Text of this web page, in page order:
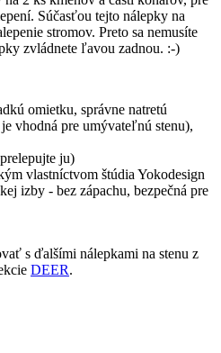
Súčasťou tejto nálepky na
stromov. Preto sa nemusíte
zvládnete ľavou zadnou. :-)
omietku, správne natretú
vhodná pre umývateľnú stenu),
ju)
vlastníctvom štúdia Yokodesign
izby - bez zápachu, bezpečná pre
s ďalšími nálepkami na stenu z
DEER.